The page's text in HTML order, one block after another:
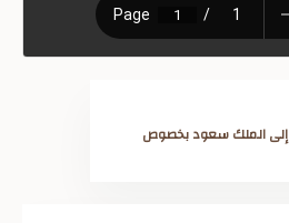
إلى الملك سعود بخصوص